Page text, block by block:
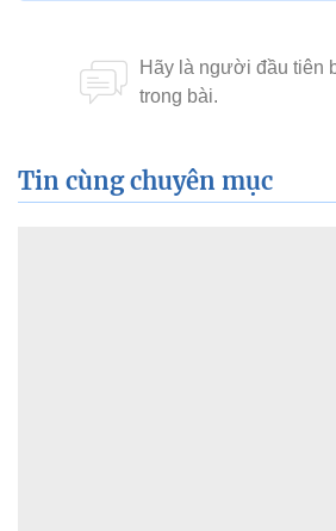
Tin cùng chuyên mục